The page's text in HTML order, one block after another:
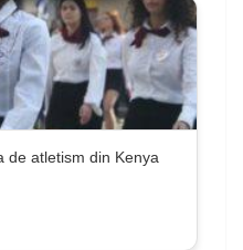
de atletism din Kenya